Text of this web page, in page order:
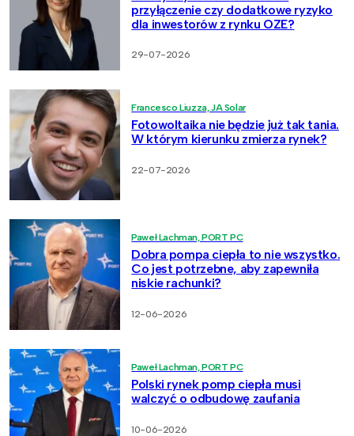
przyłączenie czy dodatkowe ryzyko
dla inwestorów z rynku OZE?
29-07-2026
Francesco Liuzza, JA Solar
Fotowoltaika nie będzie już tak tania.
W którym kierunku zmierza rynek?
22-07-2026
Paweł Lachman, PORT PC
Dobra pompa ciepła to nie wszystko.
Co jest potrzebne, aby zapewniła
niskie rachunki?
12-06-2026
Paweł Lachman, PORT PC
Polski rynek pomp ciepła musi
walczyć o odbudowę zaufania
10-06-2026